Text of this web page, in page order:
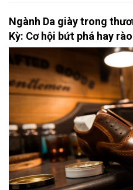
Ngành Da giày trong
Kỳ: Cơ hội bứt phá hay